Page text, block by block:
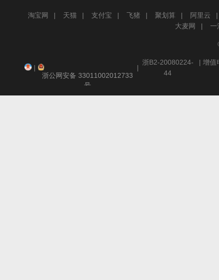
服务介绍
淘宝网 天猫 支付宝 飞猪 聚划算
阿里云
大麦网
一
|
浙公网安备 33011002012733
号
|
浙B2-20080224-
44
| 增值